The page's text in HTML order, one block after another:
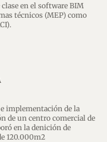
en el software BIM
técnicos (MEP) como
implementación de la
de un centro comercial de
en la denición de
120.000m2